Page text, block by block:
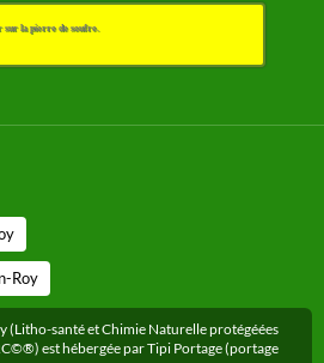
sur la pierre de soufre.
Roy
(Litho-santé et Chimie Naturelle protégéées
est hébergée par Tipi Portage (portage